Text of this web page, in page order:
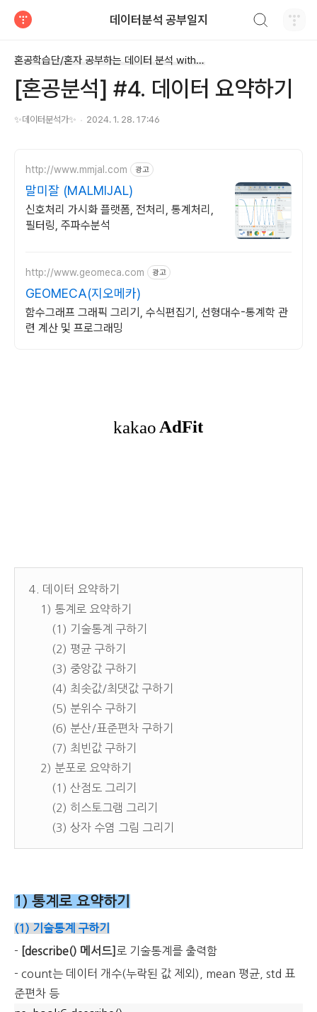
데이터분석 공부일지
혼공학습단/혼자 공부하는 데이터 분석 with 파이썬
[혼공분석] #4. 데이터 요약하기
✨️데이터분석가✨️ 2024. 1. 28. 17:46
http://www.mmjal.com 광고
말미잘 (MALMIJAL)
신호처리 가시화 플랫폼, 전처리, 통계처리,
필터링, 주파수분석
http://www.geomeca.com 광고
GEOMECA(지오메카)
함수그래프 그래픽 그리기, 수식편집기, 선형대수-통계학 관
련 계산 및 프로그래밍
4. 데이터 요약하기
1) 통계로 요약하기
(1) 기술통계 구하기
(2) 평균 구하기
(3) 중앙값 구하기
(4) 최솟값/최댓값 구하기
(5) 분위수 구하기
(6) 분산/표준편차 구하기
(7) 최빈값 구하기
2) 분포로 요약하기
(1) 산점도 그리기
(2) 히스토그램 그리기
(3) 상자 수염 그림 그리기
1) 통계로 요약하기
(1) 기술통계 구하기
-
[describe() 메서드] 로 기술통계를 출력함
- count는 데이터 개수(누락된 값 제외), mean 평균, std 표
준편차 등